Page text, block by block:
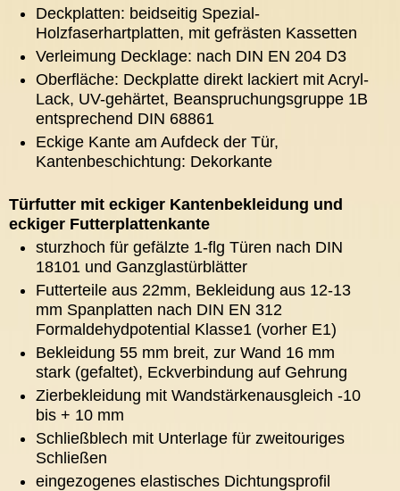
Deckplatten: beidseitig Spezial-
Holzfaserhartplatten, mit gefrästen Kassetten
Verleimung Decklage: nach DIN EN 204 D3
Oberfläche: Deckplatte direkt lackiert mit Acryl-
Lack, UV-gehärtet, Beanspruchungsgruppe 1B
entsprechend DIN 68861
Eckige Kante am Aufdeck der Tür,
Kantenbeschichtung: Dekorkante
Türfutter mit eckiger Kantenbekleidung und
eckiger Futterplattenkante
sturzhoch für gefälzte 1-flg Türen nach DIN
18101 und Ganzglastürblätter
Futterteile aus 22mm, Bekleidung aus 12-13
mm Spanplatten nach DIN EN 312
Formaldehydpotential Klasse1 (vorher E1)
Bekleidung 55 mm breit, zur Wand 16 mm
stark (gefaltet), Eckverbindung auf Gehrung
Zierbekleidung mit Wandstärkenausgleich -10
bis + 10 mm
Schließblech mit Unterlage für zweitouriges
Schließen
eingezogenes elastisches Dichtungsprofil